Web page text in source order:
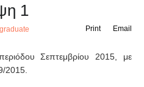
1
Email
Print
Σεπτεμβρίου 2015, με
2015.